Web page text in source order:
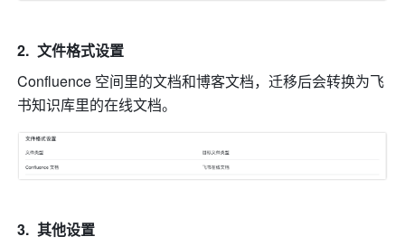
文件格式设置
Confluence 空间里的文档和博客文档，迁移后会转换为飞
书知识库里的在线文档。
其他设置